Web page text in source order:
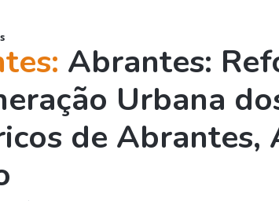
Abrantes:
Urbana
de Abrantes,